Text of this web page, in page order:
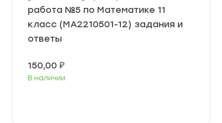
работа №5 по Математике 11
класс (МА2210501-12) задания и
ответы
150,00 ₽
В наличии